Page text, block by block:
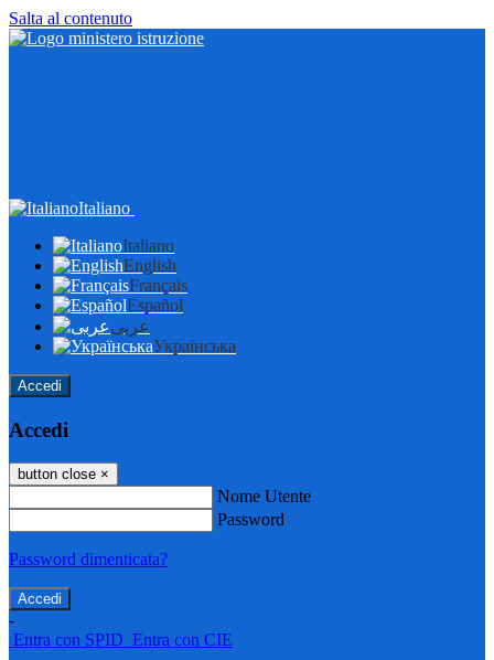
Salta al contenuto
Italiano
Italiano
English
Français
Español
عربى
Українська
Accedi
Accedi
button close ×
Nome Utente
Password
Password dimenticata?
-
Entra con SPID Entra con CIE